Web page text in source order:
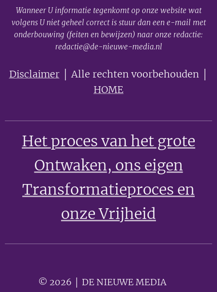
Wanneer U informatie tegenkomt op onze website wat
volgens U niet geheel correct is stuur dan een e-mail met
onderbouwing (feiten en bewijzen) naar onze redactie:
redactie@de-nieuwe-media.nl
Disclaimer│ Alle rechten voorbehouden │
HOME
Het proces van het grote
Ontwaken, ons eigen
Transformatieproces en
onze Vrijheid
© 2026 │ DE NIEUWE MEDIA 🟣